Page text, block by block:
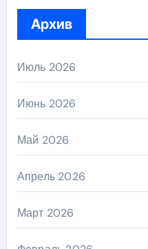
Архив
Июль 2026
Июнь 2026
Май 2026
Апрель 2026
Март 2026